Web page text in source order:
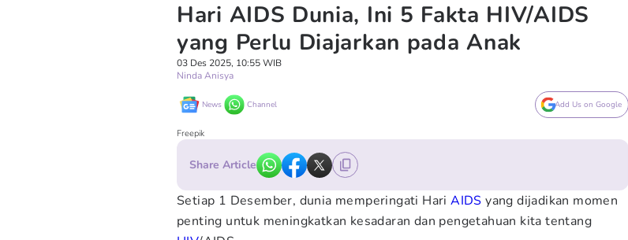
Hari AIDS Dunia, Ini 5 Fakta HIV/AIDS
yang Perlu Diajarkan pada Anak
03 Des 2025, 10:55 WIB
Ninda Anisya
News Channel Add Us on Google
Freepik
Share Article
Setiap 1 Desember, dunia memperingati HariAIDS yang dijadikan momen
penting untuk meningkatkan kesadaran dan pengetahuan kita tentang